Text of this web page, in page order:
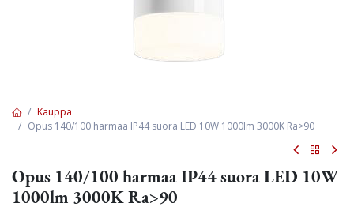
Kauppa
Opus 140/100 harmaa IP44 suora LED 10W 1000lm 3000K Ra>90
Opus 140/100 harmaa IP44 suora LED 10W
1000lm 3000K Ra>90